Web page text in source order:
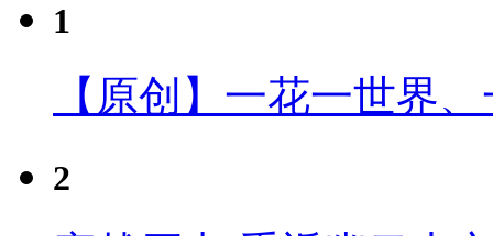
1
【原创】一花一世界
2